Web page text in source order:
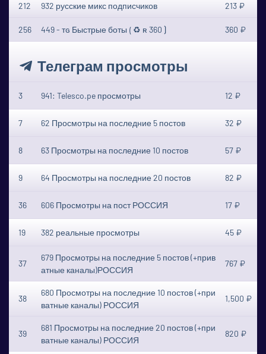
212 932 русские микс подписчиков 213 ₽
256 449 - ᴛɢ Быстрые боты ⟮ ♻ ʀ 360 ⟯ 360 ₽
Телеграм просмотры
3 941: Telesco.pe просмотры 12 ₽
7 62 Просмотры на последние 5 постов 32 ₽
8 63 Просмотры на последние 10 постов 57 ₽
9 64 Просмотры на последние 20 постов 82 ₽
36 606 Просмотры на пост РОССИЯ 17 ₽
19 382 реальные просмотры 45 ₽
37
679 Просмотры на последние 5 постов (+прив
атные каналы)РОССИЯ
767 ₽
38
680 Просмотры на последние 10 постов (+при
ватные каналы) РОССИЯ
1,500 ₽
39
681 Просмотры на последние 20 постов (+при
ватные каналы) РОССИЯ
820 ₽